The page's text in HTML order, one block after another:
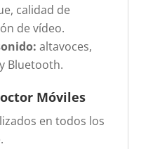
calidad de
de vídeo.
altavoces,
Bluetooth.
Móviles
en todos los